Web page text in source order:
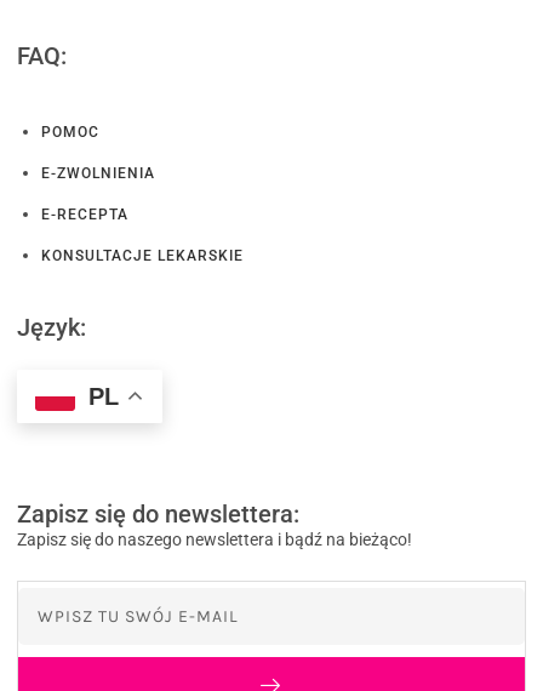
FAQ:
POMOC
E-ZWOLNIENIA
E-RECEPTA
KONSULTACJE LEKARSKIE
Język:
PL
Zapisz się do newslettera:
Zapisz się do naszego newslettera i bądź na bieżąco!